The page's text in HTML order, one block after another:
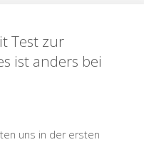
Test zur
ist anders bei
uns in der ersten